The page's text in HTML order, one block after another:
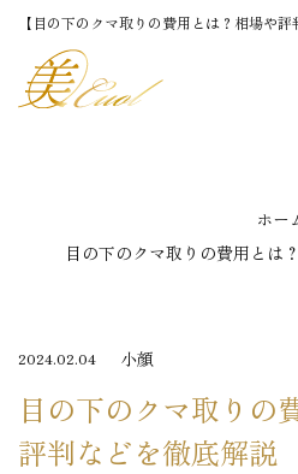
【目の下のクマ取りの費用とは？相場や評
ホー
目の下のクマ取りの費用とは
2024.02.04 小顔
目の下のクマ取りの
評判などを徹底解説